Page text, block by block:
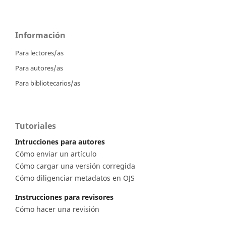
Información
Para lectores/as
Para autores/as
Para bibliotecarios/as
Tutoriales
Intrucciones para autores
Cómo enviar un artículo
Cómo cargar una versión corregida
Cómo diligenciar metadatos en OJS
Instrucciones para revisores
Cómo hacer una revisión